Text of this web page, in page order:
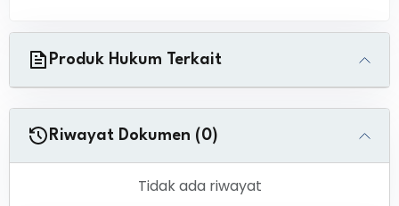
Produk Hukum Terkait
Riwayat Dokumen (0)
Tidak ada riwayat